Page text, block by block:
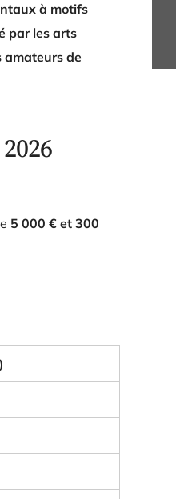
à motifs
par les arts
amateurs de
5 000 € et 300